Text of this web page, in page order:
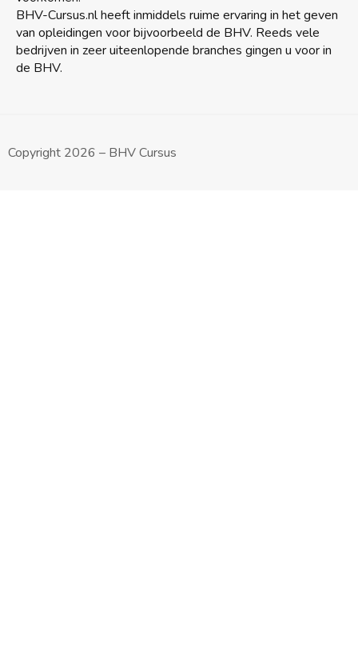
BHV-Cursus.nl heeft inmiddels ruime ervaring in het geven
van opleidingen voor bijvoorbeeld de BHV. Reeds vele
bedrijven in zeer uiteenlopende branches gingen u voor in
de BHV.
Copyright 2026 – BHV Cursus